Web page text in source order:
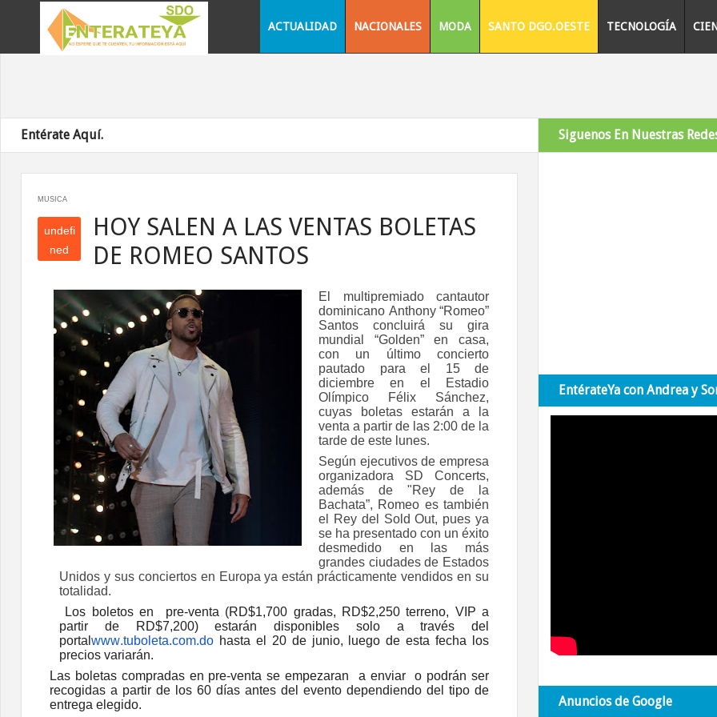
ACTUALIDAD NACIONALES MODA SANTO DGO.OESTE TECNOLOGÍA
Entérate Aquí.
MUSICA
undefi
ned
efin
ed
HOY SALEN A LAS VENTAS BOLETAS
DE ROMEO SANTOS
El multipremiado cantautor
dominicano Anthony “Romeo”
Santos concluirá su gira
mundial “Golden” en casa,
con un último concierto
pautado para el 15 de
diciembre en el Estadio
Olímpico Félix Sánchez,
cuyas boletas estarán a la
venta a partir de las 2:00 de la
tarde de este lunes.
Según ejecutivos de empresa
organizadora SD Concerts,
además de "Rey de la
Bachata”, Romeo es también
el Rey del Sold Out, pues ya
se ha presentado con un éxito
desmedido en las más
grandes ciudades de Estados
Unidos y sus conciertos en Europa ya están prácticamente vendidos en su
totalidad.
Los boletos en pre-venta (RD$1,700 gradas, RD$2,250 terreno, VIP a
partir de RD$7,200) estarán disponibles solo a través del
portal www.tuboleta.com.do hasta el 20 de junio, luego de esta fecha los
precios variarán.
Las boletas compradas en pre-venta se empezaran a enviar o podrán ser
recogidas a partir de los 60 días antes del evento dependiendo del tipo de
entrega elegido.
Siguenos En Nuestras
EntérateYa con Andrea y
Anuncios de Google